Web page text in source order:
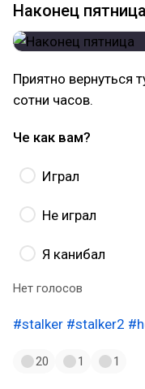
Наконец пятница
Приятно вернуться
сотни часов.
Че как вам?
Играл
Не играл
Я канибал
Нет голосов
#stalker #stalker2
20 1 1